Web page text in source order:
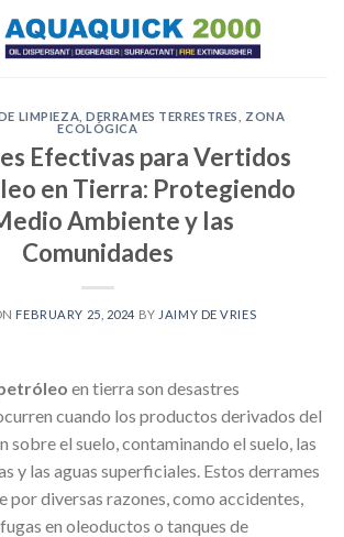
LIMPIEZA ,DERRAMES TERRESTRES
ZONA
ECOLÓGICA
Efectivas para Vertidos
en Tierra: Protegiendo
Ambiente y las
Comunidades
FEBRUARY 25, 2024 BY JAIMY DE VRIES
en tierra son desastres
cuando los productos derivados del
sobre el suelo, contaminando el suelo, las
y las aguas superficiales. Estos derrames
por diversas razones, como accidentes,
en oleoductos o tanques de